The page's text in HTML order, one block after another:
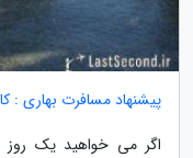
پیشنهاد مسافرت بهاری :
اگر می خواهید یک روز